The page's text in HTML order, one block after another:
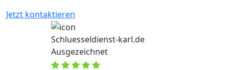
Jetzt kontaktieren
Schluesseldienst-karl.de
Ausgezeichnet